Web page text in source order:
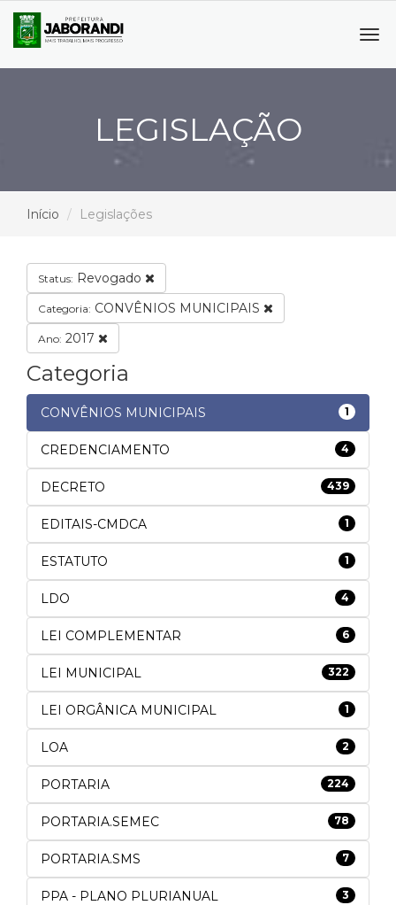
LEGISLAÇÃO
Início Legislações
Status: Revogado
Categoria: CONVÊNIOS MUNICIPAIS
Ano: 2017
Categoria
CONVÊNIOS MUNICIPAIS 1
CREDENCIAMENTO 4
DECRETO 439
EDITAIS-CMDCA 1
ESTATUTO 1
LDO 4
LEI COMPLEMENTAR 6
LEI MUNICIPAL 322
LEI ORGÂNICA MUNICIPAL 1
LOA 2
PORTARIA 224
PORTARIA.SEMEC 78
PORTARIA.SMS 7
PPA - PLANO PLURIANUAL 3